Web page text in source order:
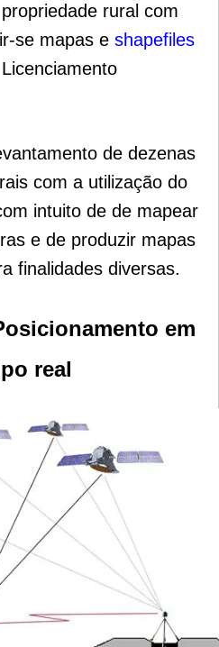
rural com
se mapas e shapefiles
de dezenas
com a utilização do
intuito de de mapear
e de produzir mapas
finalidades diversas.
em
real